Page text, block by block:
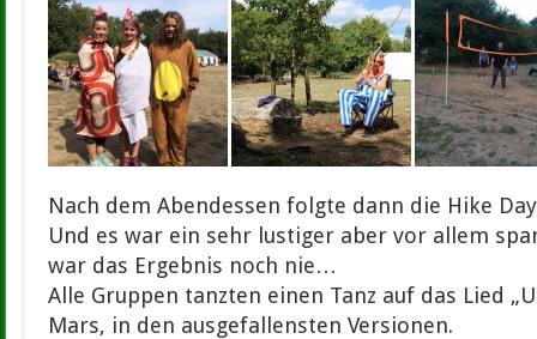
Nach dem Abendessen folgte dann die Hike
Und es war ein sehr lustiger aber vor allem
war das Ergebnis noch nie…
Alle Gruppen tanzten einen Tanz auf das Lied
Mars, in den ausgefallensten Versionen.